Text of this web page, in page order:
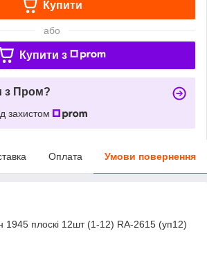
Купити
або
Купити з
з Пром?
захистом
Оплата Умови повернення
1945 плоскі 12шт (1-12) RA-2615 (уп12)